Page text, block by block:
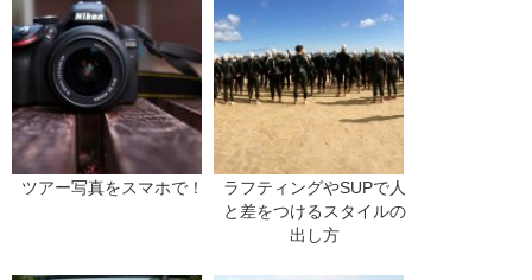
ツアー写真をスマホで！
ラフティングやSUPで人
と差をつけるスタイルの
出し方